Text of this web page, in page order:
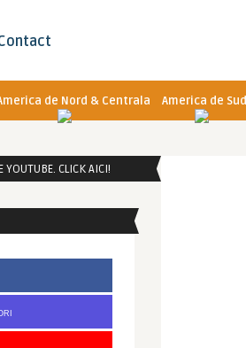
de Nord & Centrala America de Sud
YOUTUBE. CLICK AICI!